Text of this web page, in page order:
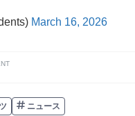
March 16, 2026
ニュース